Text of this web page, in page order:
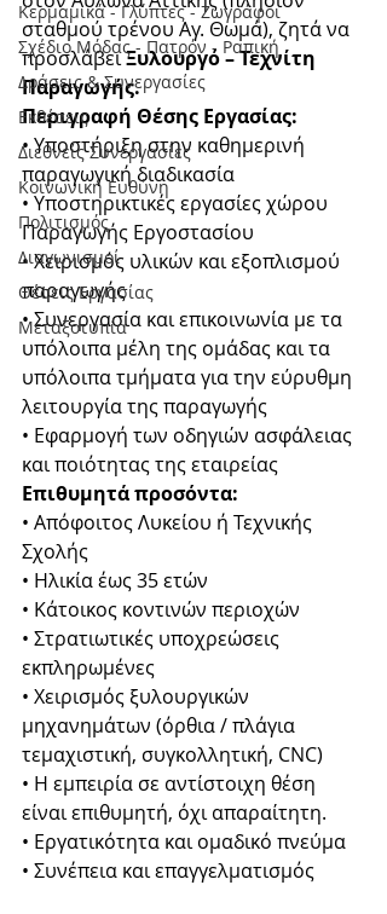
Κερμαμικά - Γλύπτες - Ζωγράφοι
Σχέδιο Μόδας - Πατρόν - Ραπική
Δράσεις & Συνεργασίες
Εκθέσεις
Διεθνείς Συνεργασίες
Κοινωνική Ευθύνη
Πολιτισμός
Διαγωνισμοί
Θέσεις Εργασίας
Μεταξοτυπία
σταθμού τρένου Αγ. Θωμά), ζητά να
προσλάβει Ξυλουργό – Τεχνίτη
Παραγωγής.
Περιγραφή Θέσης Εργασίας:
• Υποστήριξη στην καθημερινή
παραγωγική διαδικασία
• Υποστηρικτικές εργασίες χώρου
Παραγωγής Εργοστασίου
• Χειρισμός υλικών και εξοπλισμού
παραγωγής
• Συνεργασία και επικοινωνία με τα
υπόλοιπα μέλη της ομάδας και τα
υπόλοιπα τμήματα για την εύρυθμη
λειτουργία της παραγωγής
• Εφαρμογή των οδηγιών ασφάλειας
και ποιότητας της εταιρείας
Επιθυμητά προσόντα:
• Απόφοιτος Λυκείου ή Τεχνικής
Σχολής
• Ηλικία έως 35 ετών
• Κάτοικος κοντινών περιοχών
• Στρατιωτικές υποχρεώσεις
εκπληρωμένες
• Χειρισμός ξυλουργικών
μηχανημάτων (όρθια / πλάγια
τεμαχιστική, συγκολλητική, CNC)
• Η εμπειρία σε αντίστοιχη θέση
είναι επιθυμητή, όχι απαραίτητη.
• Εργατικότητα και ομαδικό πνεύμα
• Συνέπεια και επαγγελματισμός